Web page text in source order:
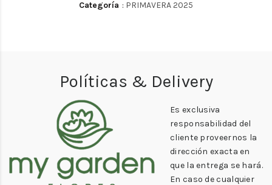
Categoría : PRIMAVERA 2025
Políticas & Delivery
Es exclusiva
responsabilidad del
cliente proveernos la
dirección exacta en
que la entrega se hará.
En caso de cualquier